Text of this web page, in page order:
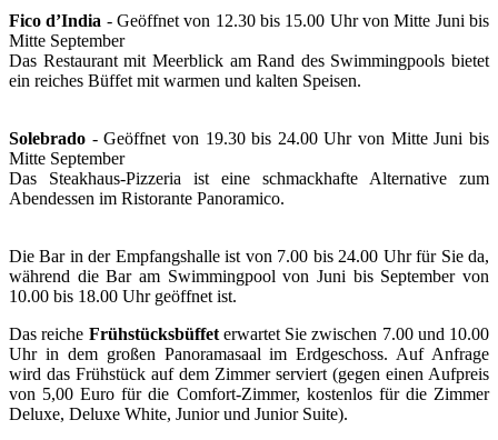
Fico d’India - Geöffnet von 12.30 bis 15.00 Uhr von Mitte Juni bis
Mitte September
Das Restaurant mit Meerblick am Rand des Swimmingpools bietet
ein reiches Büffet mit warmen und kalten Speisen.
Solebrado - Geöffnet von 19.30 bis 24.00 Uhr von Mitte Juni bis
Mitte September
Das Steakhaus-Pizzeria ist eine schmackhafte Alternative zum
Abendessen im Ristorante Panoramico.
Die Bar in der Empfangshalle ist von 7.00 bis 24.00 Uhr für Sie da,
während die Bar am Swimmingpool von Juni bis September von
10.00 bis 18.00 Uhr geöffnet ist.
Das reiche Frühstücksbüffeterwartet Sie zwischen 7.00 und 10.00
Uhr in dem großen Panoramasaal im Erdgeschoss. Auf Anfrage
wird das Frühstück auf dem Zimmer serviert (gegen einen Aufpreis
von 5,00 Euro für die Comfort-Zimmer, kostenlos für die Zimmer
Deluxe, Deluxe White, Junior und Junior Suite).